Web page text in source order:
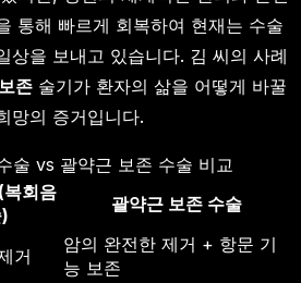
통해 빠르게 회복하여 현재는 수술
상을 보내고 있습니다. 김 씨의 사례
존 술기가 환자의 삶을 어떻게 바꿀
망의 증거입니다.
술 vs 괄약근 보존 수술 비교
회음
괄약근 보존 수술
거
암의 완전한 제거 + 항문 기
능 보존